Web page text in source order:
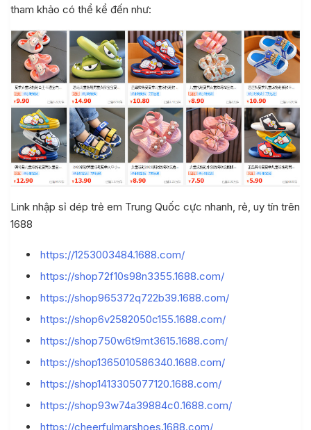
tham khảo có thể kể đến như:
Link nhập sỉ dép trẻ em Trung Quốc cực nhanh, rẻ, uy tín trên
1688
https://1253003484.1688.com/
https://shop72f10s98n3355.1688.com/
https://shop965372q722b39.1688.com/
https://shop6v2582050c155.1688.com/
https://shop750w6t9mt3615.1688.com/
https://shop1365010586340.1688.com/
https://shop1413305077120.1688.com/
https://shop93w74a39884c0.1688.com/
https://cheerfulmarshoes.1688.com/